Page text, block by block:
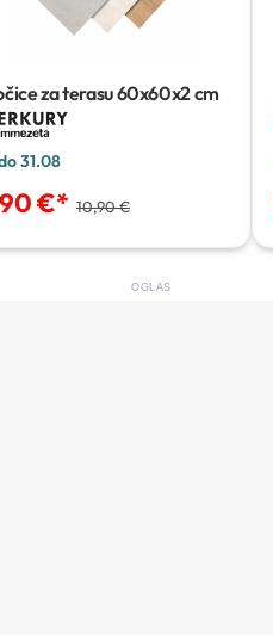
za terasu60x60x2 cm
31.08
€* 10,90 €
OGLAS